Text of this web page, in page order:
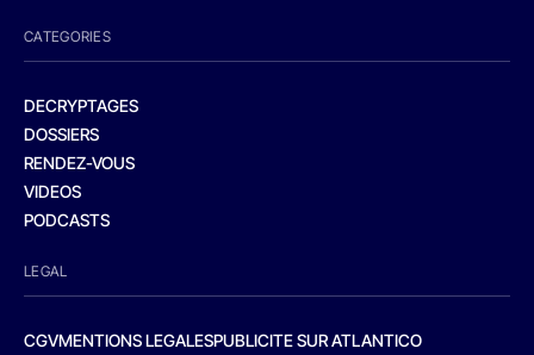
CATEGORIES
DECRYPTAGES
DOSSIERS
RENDEZ-VOUS
VIDEOS
PODCASTS
LEGAL
CGVMENTIONS LEGALESPUBLICITE SUR ATLANTICO